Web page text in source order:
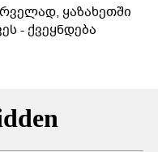
ყაზახეთში
- ქვეყნდება